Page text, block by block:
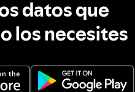
datos que
los necesites